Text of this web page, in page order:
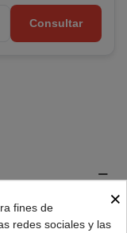
Consultar
Balay.
×
fines de
redes sociales y las